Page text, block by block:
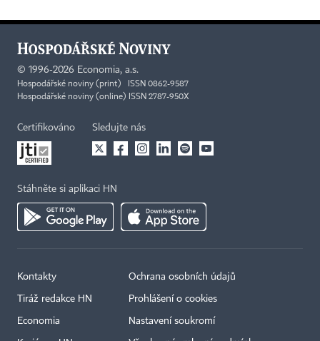
© 1996-2026 Economia, a.s.
Hospodářské noviny (print) ISSN 0862-9587
Hospodářské noviny (online) ISSN 2787-950X
Certifikováno Sledujte nás
Stáhněte si aplikaci HN
Kontakty
Tiráž redakce HN
Economia
Ochrana osobních údajů
Prohlášení o cookies
Nastavení soukromí